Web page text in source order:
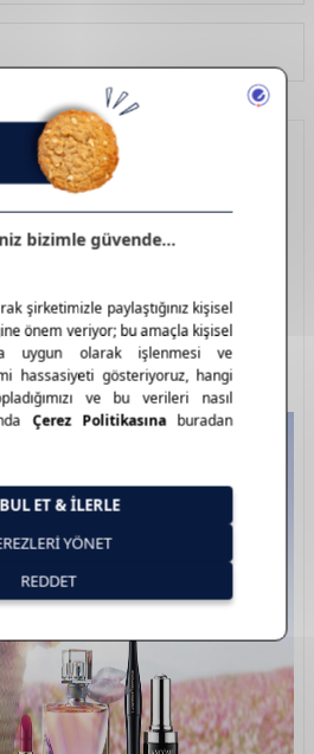
en zarif temsilcilerinden biri
ve parfüm dünyasında öne çıkar.
gibi ikonik parfümleriyle tanınır.
karşıtı ve aydınlatıcı
görselliği hem de içerik
tercihlerindendir. Fransız